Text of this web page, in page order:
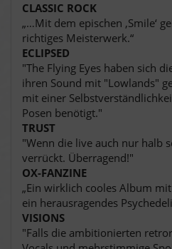
CLASSIC ROCK
„…Mit dem epischen ‚Smile‘
richtiges Meisterwerk.“
ECLIPSED
"The Flying Eyes haben sich
ihren Sound mit "Lowlands"
mit einer
Posen benötigt."
TRUST
"Wenn die live auch nur halb
verrückt. Überragend!"
OX-FANZINE
„Ein wirklich cooles Album
ein herausragendes
VISIONS
"Falls die ambitionierten